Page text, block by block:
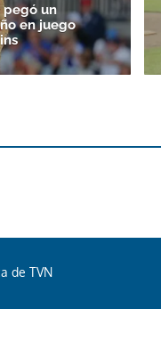
pegó un
en juego
de TVN